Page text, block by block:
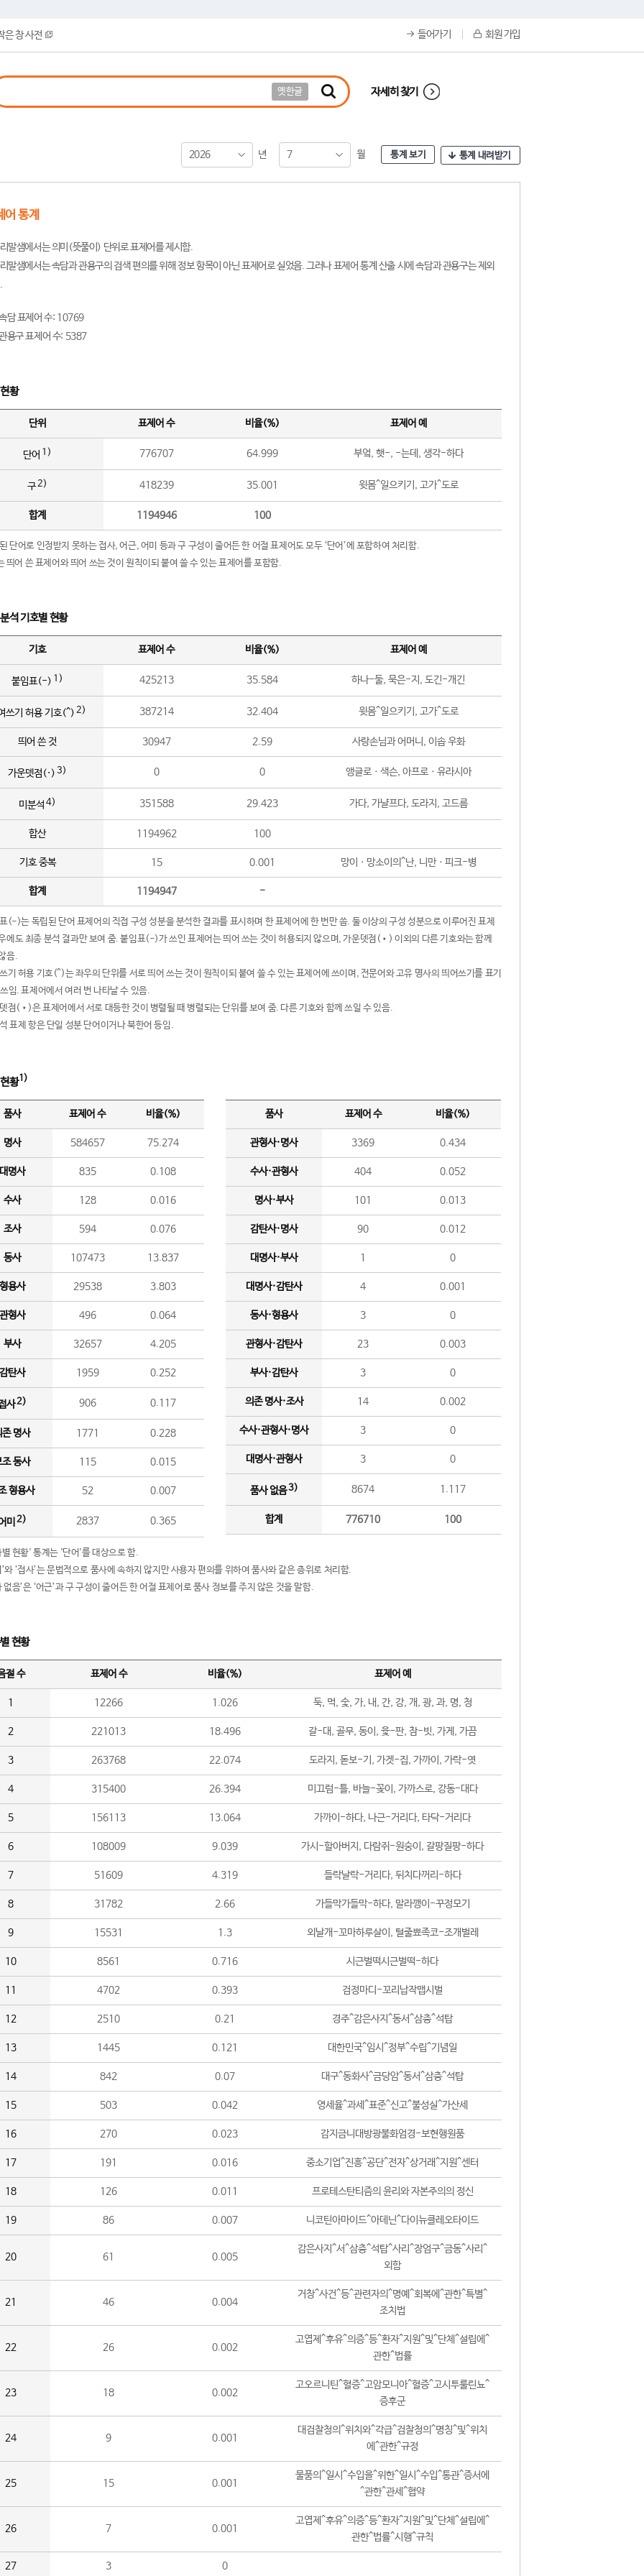
은 창 사전 들어가기 회원 가입
옛한글 자세히 찾기
2026 년 7 월 통계 보기 통계 내려받기
어 통계
말샘에서는 의미(뜻풀이) 단위로 표제어를 제시함.
말샘에서는 속담과 관용구의 검색 편의를 위해 정보 항목이 아닌 표제어로 실었음. 그러나 표제어 통계 산출 시에 속담과 관용구는 제외
담 표제어 수: 10769
용구 표제어 수: 5387
황
단위 표제어 수 비율(%) 표제어 예
단어 1) 776707 64.999 부엌, 햇-, -는데, 생각-하다
구2) 418239 35.001 윗몸^일으키기, 고가^도로
합계 1194946 100
단어로 인정받지 못하는 접사, 어근, 어미 등과 구 구성이 줄어든 한 어절 표제어도 모두 ‘단어’에 포함하여 처리함.
띄어 쓴 표제어와 띄어 쓰는 것이 원칙이되 붙여 쓸 수 있는 표제어를 포함함.
석 기호별 현황
기호 표제어 수 비율(%) 표제어 예
붙임표(-) 1) 425213 35.584 하나-둘, 묵은-지, 도긴-개긴
쓰기 허용 기호(^) 2) 387214 32.404 윗몸^일으키기, 고가^도로
띄어 쓴 것 30947 2.59 사랑손님과 어머니, 이솝 우화
가운뎃점(·) 3) 0 0 앵글로ㆍ색슨, 아프로ㆍ유라시아
미분석 4) 351588 29.423 가다, 가냘프다, 도라지, 고드름
합산 1194962 100
기호 중복 15 0.001 망이ㆍ망소이의^난, 니만ㆍ피크-병
합계 1194947 -
(-)는 독립된 단어 표제어의 직접 구성 성분을 분석한 결과를 표시하며 한 표제어에 한 번만 씀. 둘 이상의 구성 성분으로 이루어진 표제
에도 최종 분석 결과만 보여 줌. 붙임표(-)가 쓰인 표제어는 띄어 쓰는 것이 허용되지 않으며, 가운뎃점(•) 이외의 다른 기호와는 함께
음.
기 허용 기호(^)는 좌우의 단위를 서로 띄어 쓰는 것이 원칙이되 붙여 쓸 수 있는 표제어에 쓰이며, 전문어와 고유 명사의 띄어쓰기를 표기
임. 표제어에서 여러 번 나타날 수 있음.
점(•)은 표제어에서 서로 대등한 것이 병렬될 때 병렬되는 단위를 보여 줌. 다른 기호와 함께 쓰일 수 있음.
표제 항은 단일 성분 단어이거나 북한어 등임.
황1)
품사 표제어 수 비율(%)
명사 584657 75.274
명사 835 0.108
수사 128 0.016
조사 594 0.076
동사 107473 13.837
용사 29538 3.803
형사 496 0.064
부사 32657 4.205
탄사 1959 0.252
사2) 906 0.117
존 명사 1771 0.228
조 동사 115 0.015
형용사 52 0.007
미 2) 2837 0.365
품사 표제어 수 비율(%)
관형사·명사 3369 0.434
수사·관형사 404 0.052
명사·부사 101 0.013
감탄사·명사 90 0.012
대명사·부사 1 0
대명사·감탄사 4 0.001
동사·형용사 3 0
관형사·감탄사 23 0.003
부사·감탄사 3 0
의존 명사·조사 14 0.002
수사·관형사·명사 3 0
대명사·관형사 3 0
품사 없음3) 8674 1.117
합계 776710 100
현황' 통계는 '단어'를 대상으로 함.
와 ‘접사’는 문법적으로 품사에 속하지 않지만 사용자 편의를 위하여 품사와 같은 층위로 처리함.
없음’은 ‘어근’과 구 구성이 줄어든 한 어절 표제어로 품사 정보를 주지 않은 것을 말함.
현황
절 수 표제어 수 비율(%) 표제어 예
1 12266 1.026 둑, 먹, 숯, 가, 내, 간, 강, 개, 광, 과, 명, 청
2 221013 18.496 갈-대, 골무, 동이, 윷-판, 참-빗, 가게, 가끔
3 263768 22.074 도라지, 돋보-기, 가겟-집, 가까이, 가락-엿
4 315400 26.394 미끄럼-틀, 바늘-꽂이, 가까스로, 강동-대다
5 156113 13.064 가까이-하다, 나근-거리다, 타닥-거리다
6 108009 9.039 가시-할아버지, 다람쥐-원숭이, 갈팡질팡-하다
7 51609 4.319 들락날락-거리다, 뒤치다꺼리-하다
8 31782 2.66 가들막가들막-하다, 말라깽이-꾸정모기
9 15531 1.3 외날개-꼬마하루살이, 털줄뾰족코-조개벌레
10 8561 0.716 시근벌떡시근벌떡-하다
11 4702 0.393 검정마디-꼬리납작맵시벌
12 2510 0.21 경주^감은사지^동서^삼층^석탑
13 1445 0.121 대한민국^임시^정부^수립^기념일
14 842 0.07 대구^동화사^금당암^동서^삼층^석탑
15 503 0.042 영세율^과세^표준^신고^불성실^가산세
16 270 0.023 감지금니대방광불화엄경-보현행원품
17 191 0.016 중소기업^진흥^공단^전자^상거래^지원^센터
18 126 0.011 프로테스탄티즘의 윤리와 자본주의의 정신
19 86 0.007 니코틴아마이드^아데닌^다이뉴클레오타이드
20 61 0.005
감은사지^서^삼층^석탑^사리^장엄구^금동^사리^
외함
21 46 0.004
거창^사건^등^관련자의^명예^회복에^관한^특별^
조치법
22 26 0.002
고엽제^후유^의증^등^환자^지원^및^단체^설립에^
관한^법률
23 18 0.002
고오르니틴^혈증^고암모니아^혈증^고시투룰린뇨^
증후군
24 9 0.001
대검찰청의^위치와^각급^검찰청의^명칭^및^위치
에^관한^규정
25 15 0.001
물품의^일시^수입을^위한^일시^수입^통관^증서에
^관한^관세^협약
26 7 0.001
고엽제^후유^의증^등^환자^지원^및^단체^설립에^
관한^법률^시행^규칙
27 3 0